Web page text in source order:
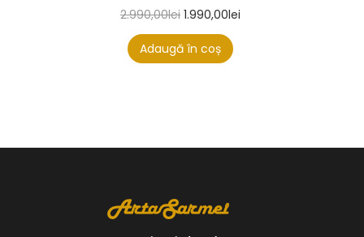
2.990,00lei 1.990,00lei
Adaugă în coș